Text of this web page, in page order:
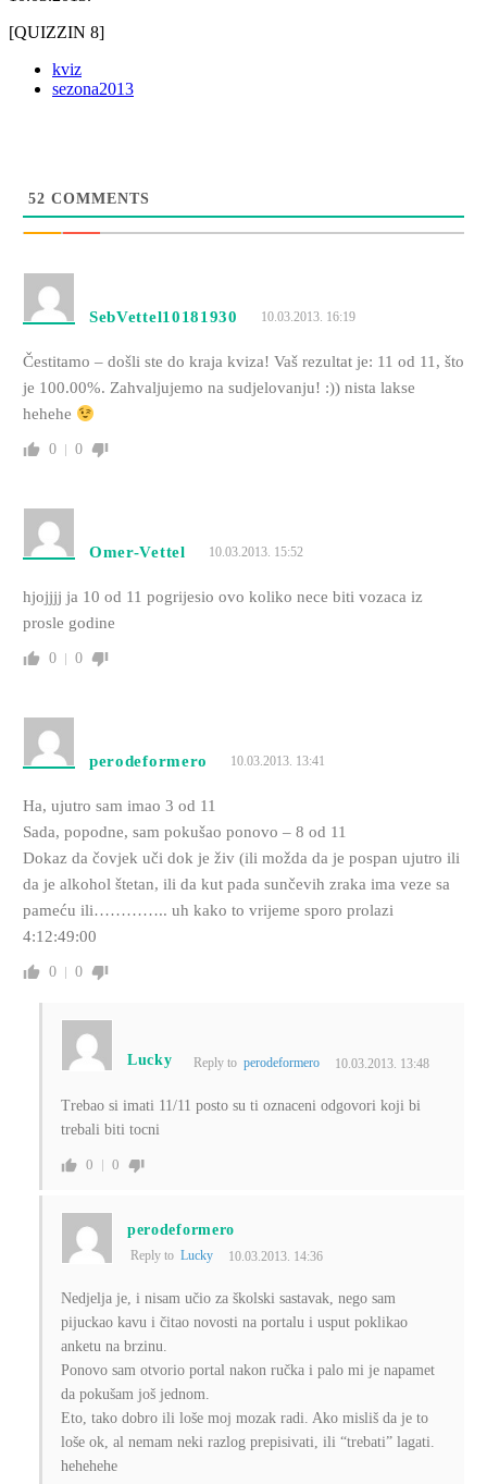
[QUIZZIN 8]
kviz
sezona2013
52 COMMENTS
SebVettel10181930 10.03.2013. 16:19
Čestitamo – došli ste do kraja kviza! Vaš rezultat je: 11 od 11, što
je 100.00%. Zahvaljujemo na sudjelovanju! :)) nista lakse
hehehe
0 0
Omer-Vettel 10.03.2013. 15:52
hjojjjj ja 10 od 11 pogrijesio ovo koliko nece biti vozaca iz
prosle godine
0 0
perodeformero 10.03.2013. 13:41
Ha, ujutro sam imao 3 od 11
Sada, popodne, sam pokušao ponovo – 8 od 11
Dokaz da čovjek uči dok je živ (ili možda da je pospan ujutro ili
da je alkohol štetan, ili da kut pada sunčevih zraka ima veze sa
pameću ili………….. uh kako to vrijeme sporo prolazi
4:12:49:00
0 0
Lucky Reply toperodeformero 10.03.2013. 13:48
Trebao si imati 11/11 posto su ti oznaceni odgovori koji bi
trebali biti tocni
0 0
perodeformero
Reply to Lucky 10.03.2013. 14:36
Nedjelja je, i nisam učio za školski sastavak, nego sam
pijuckao kavu i čitao novosti na portalu i usput poklikao
anketu na brzinu.
Ponovo sam otvorio portal nakon ručka i palo mi je napamet
da pokušam još jednom.
Eto, tako dobro ili loše moj mozak radi. Ako misliš da je to
loše ok, al nemam neki razlog prepisivati, ili “trebati” lagati.
hehehehe